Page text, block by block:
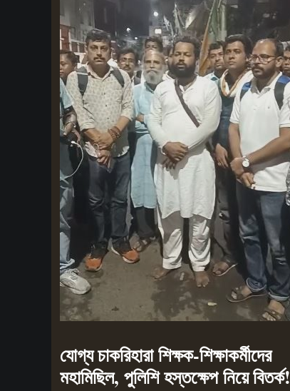
যোগ্য চাকরিহারা শিক্ষক-শিক্ষাকর্মীদের
মহামিছিল, পুলিশি হস্তক্ষেপ নিয়ে বিতর্ক!